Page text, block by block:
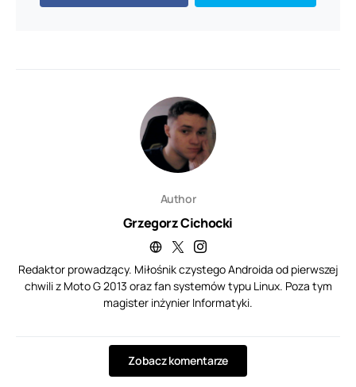
Author
Grzegorz Cichocki
Redaktor prowadzący. Miłośnik czystego Androida od pierwszej
chwili z Moto G 2013 oraz fan systemów typu Linux. Poza tym
magister inżynier Informatyki.
Zobacz komentarze